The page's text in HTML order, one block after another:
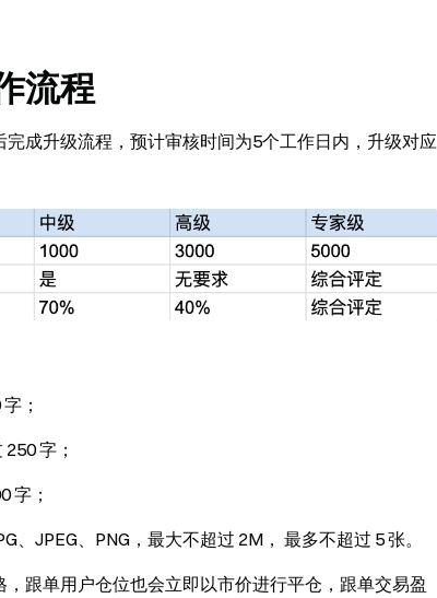
流程
成升级流程，预计审核时间为5个工作日内，升级对应
；
字；
字；
JPEG、PNG，最大不超过 2M， 最多不超过 5 张。
跟单用户仓位也会立即以市价进行平仓，跟单交易盈